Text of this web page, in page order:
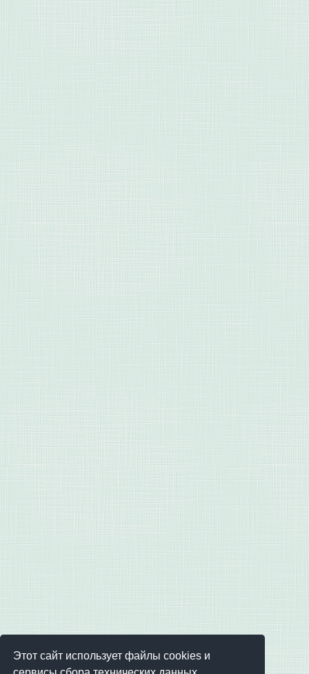
Этот сайт использует файлы cookies и